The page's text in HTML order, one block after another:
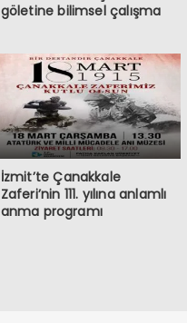
göletine bilimsel çalışma
İzmit’te Çanakkale
Zaferi’nin 111. yılına anlamlı
anma programı